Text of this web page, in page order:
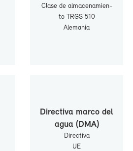
Cla­se de al­ma­ce­na­mien­
to TRGS 510
Ale­ma­nia
Di­rec­ti­va mar­co del
agua (DMA)
Di­rec­ti­va
UE